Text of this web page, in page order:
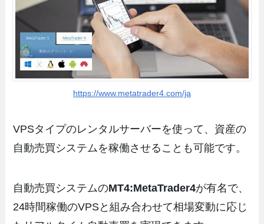
https://www.metatrader4.com/ja
VPSタイプのレンタルサーバーを使って、資産の
自動売買システムを稼働させることも可能です。
自動売買システムのMT4:MetaTrader4が有名で、
24時間稼働のVPSと組み合わせて相場変動に応じ